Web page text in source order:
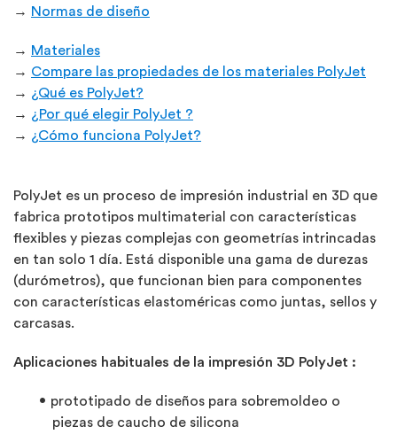
→ Normas de diseño
→ Materiales
→ Compare las propiedades de los materiales PolyJet
→ ¿Qué es PolyJet?
→ ¿Por qué elegir PolyJet ?
→ ¿Cómo funciona PolyJet?
PolyJet es un proceso de impresión industrial en 3D que
fabrica prototipos multimaterial con características
flexibles y piezas complejas con geometrías intrincadas
en tan solo 1 día. Está disponible una gama de durezas
(durómetros), que funcionan bien para componentes
con características elastoméricas como juntas, sellos y
carcasas.
Aplicaciones habituales de la impresión 3D PolyJet :
prototipado de diseños para sobremoldeo o
piezas de caucho de silicona